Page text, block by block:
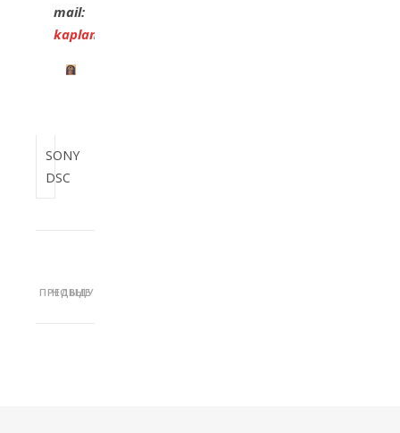
mail:
kaplanov.georgii@gmail.com
SONY
DSC
ПРЕДЫДУЩИЕ
НОВЫЕ